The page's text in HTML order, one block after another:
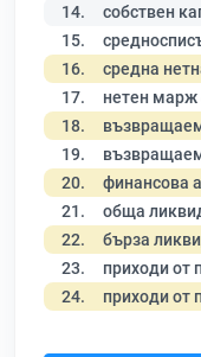
14. собствен
15.
16. средна
17. нетен марж
18.
19.
20. финансова
21. обща
22. бърза
23. приходи от
24. приходи от